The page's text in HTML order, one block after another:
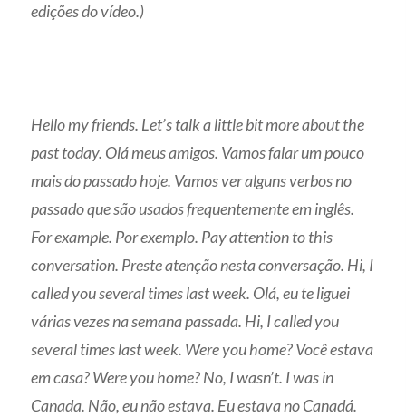
edições do vídeo.)
Hello my friends. Let’s talk a little bit more about the
past today. Olá meus amigos. Vamos falar um pouco
mais do passado hoje. Vamos ver alguns verbos no
passado que são usados frequentemente em inglês.
For example. Por exemplo. Pay attention to this
conversation. Preste atenção nesta conversação. Hi, I
called you several times last week. Olá, eu te liguei
várias vezes na semana passada. Hi, I called you
several times last week. Were you home? Você estava
em casa? Were you home? No, I wasn’t. I was in
Canada. Não, eu não estava. Eu estava no Canadá.